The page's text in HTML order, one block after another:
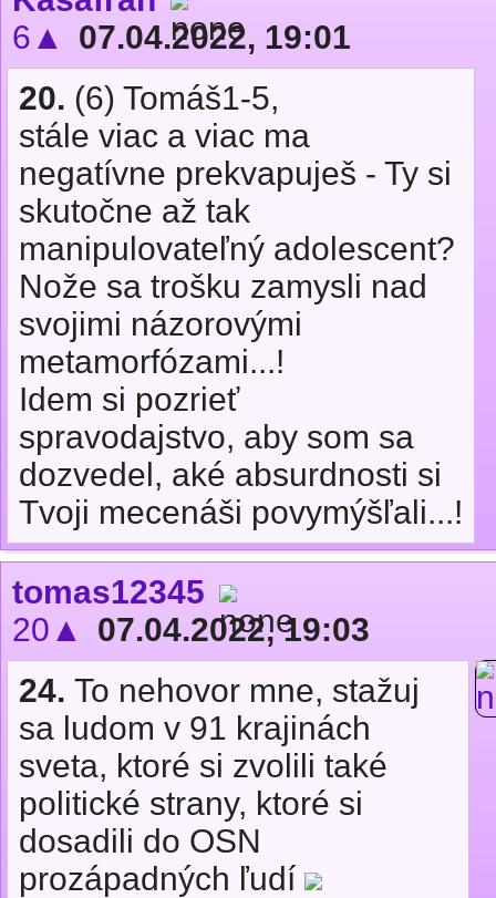
6▲
07.04.2022, 19:01
20. (6) Tomáš1-5,
stále viac a viac ma
negatívne prekvapuješ - Ty si
skutočne až tak
manipulovateľný adolescent?
Nože sa trošku zamysli nad
svojimi názorovými
metamorfózami...!
Idem si pozrieť
spravodajstvo, aby som sa
dozvedel, aké absurdnosti si
Tvoji mecenáši povymýšľali...!
tomas12345
20▲
07.04.2022, 19:03
24. To nehovor mne, stažuj
sa ludom v 91 krajinách
sveta, ktoré si zvolili také
politické strany, ktoré si
dosadili do OSN
prozápadných ľudí